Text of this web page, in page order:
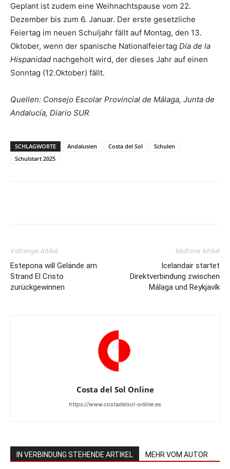
Geplant ist zudem eine Weihnachtspause vom 22.
Dezember bis zum 6. Januar. Der erste gesetzliche
Feiertag im neuen Schuljahr fällt auf Montag, den 13.
Oktober, wenn der spanische Nationalfeiertag Día de la
Hispanidad nachgeholt wird, der dieses Jahr auf einen
Sonntag (12.Oktober) fällt.
Quellen: Consejo Escolar Provincial de Málaga, Junta de
Andalucía, Diario SUR
SCHLAGWORTE Andalusien Costa del Sol
Schulen
Schulstart 2025
Vorheriger Artikel
Estepona will Gelände am
Strand El Cristo
zurückgewinnen
Nächster Artikel
Icelandair startet
Direktverbindung zwischen
Málaga und Reykjavík
Costa del Sol Online
https://www.costadelsol-online.es
IN VERBINDUNG STEHENDE ARTIKEL MEHR VOM AUTOR